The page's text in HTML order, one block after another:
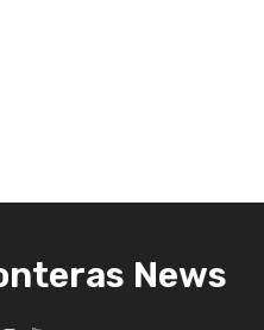
News